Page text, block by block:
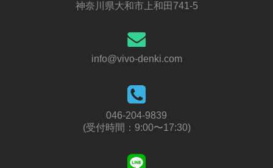
神奈川県大和市上和田741-5
info@vivo-denki.com
046-204-9839
(受付時間：9:00〜17:30)